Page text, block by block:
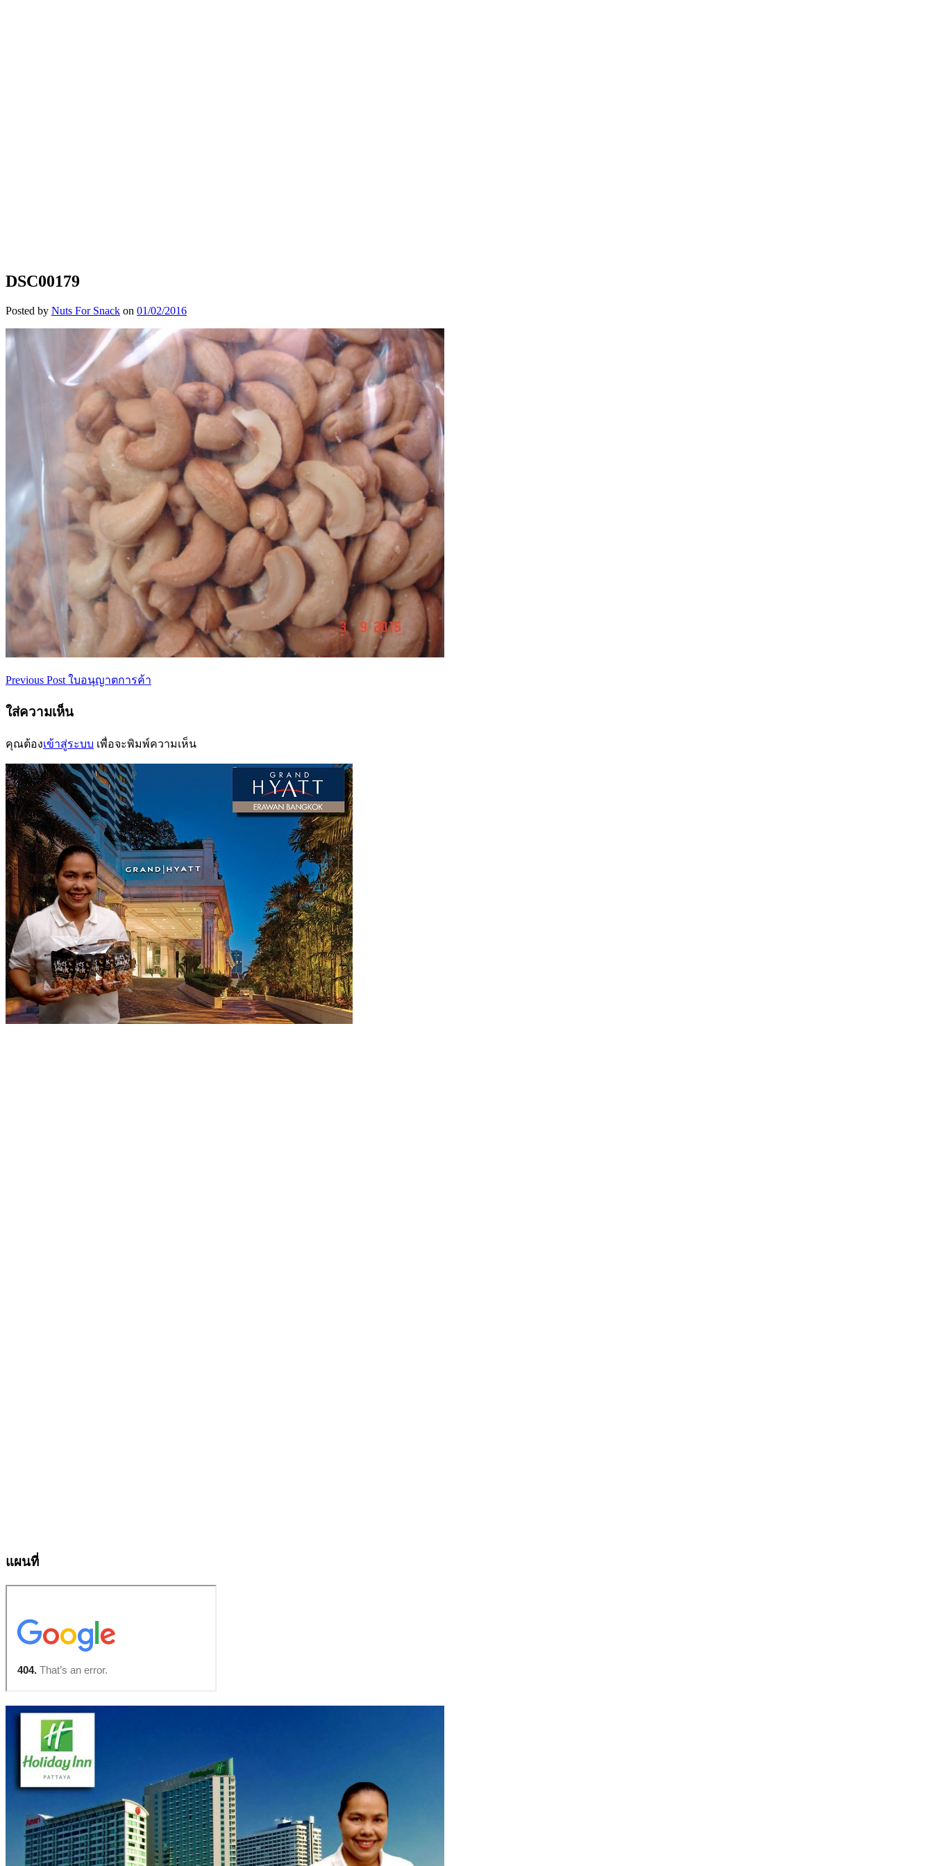
DSC00179
Posted by Nuts For Snack on 01/02/2016
เมนู
นำทาง
เรื่อง
Previous Post ใบอนุญาตการค้า
ใส่ความเห็น
คุณต้องเข้าสู่ระบบ เพื่อจะพิมพ์ความเห็น
แผนที่